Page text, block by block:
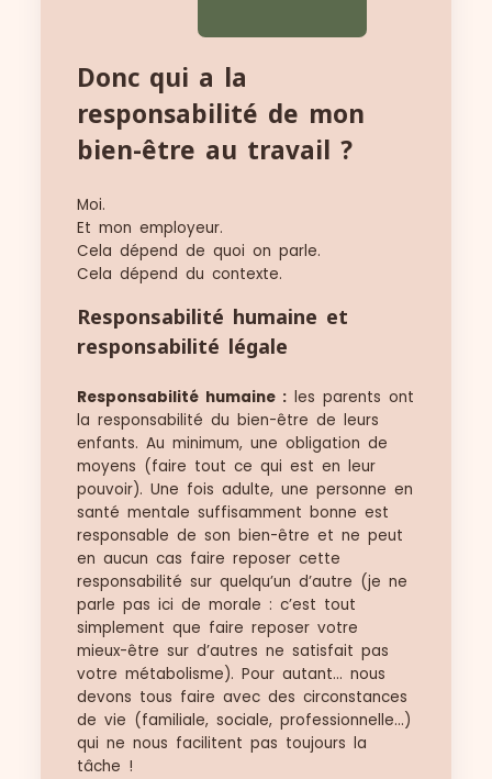
Donc qui a la
responsabilité de mon
bien-être au travail ?
Moi.
Et mon employeur.
Cela dépend de quoi on parle.
Cela dépend du contexte.
Responsabilité humaine et
responsabilité légale
Responsabilité humaine :les parents ont
la responsabilité du bien-être de leurs
enfants. Au minimum, une obligation de
moyens (faire tout ce qui est en leur
pouvoir). Une fois adulte, une personne en
santé mentale suffisamment bonne est
responsable de son bien-être et ne peut
en aucun cas faire reposer cette
responsabilité sur quelqu’un d’autre (je ne
parle pas ici de morale : c’est tout
simplement que faire reposer votre
mieux-être sur d’autres ne satisfait pas
votre métabolisme). Pour autant… nous
devons tous faire avec des circonstances
de vie (familiale, sociale, professionnelle…)
qui ne nous facilitent pas toujours la
tâche !